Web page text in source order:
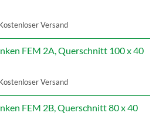
Versand
FEM 2A, Querschnitt 100 x 40
Versand
FEM 2B, Querschnitt 80 x 40